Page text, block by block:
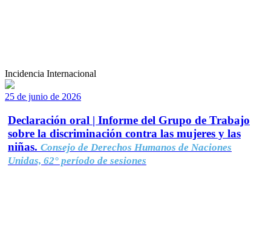
Incidencia Internacional
25 de junio de 2026
Declaración oral | Informe del Grupo de Trabajo
sobre la discriminación contra las mujeres y las
niñas. Consejo de Derechos Humanos de Naciones
Unidas, 62° período de sesiones